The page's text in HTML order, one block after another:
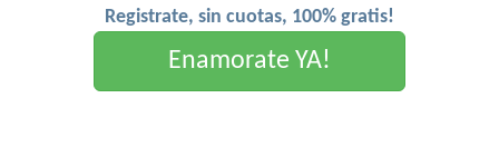
Registrate, sin cuotas, 100% gratis!
Enamorate YA!